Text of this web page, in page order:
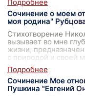
Сочинение о моем
моя родина"
Стихотворение
вызывает во мне
жизни,
с природой и своей
Сочинение Мое
Пушкина "Евгений